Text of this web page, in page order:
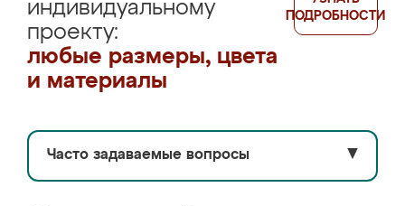
индивидуальному
проекту:
любые размеры, цвета
и материалы
ПОДРОБНОСТИ
Часто задаваемые вопросы ▼